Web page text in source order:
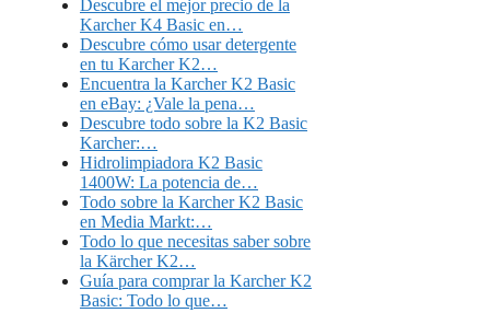
Descubre el mejor precio de la
Karcher K4 Basic en…
Descubre cómo usar detergente
en tu Karcher K2…
Encuentra la Karcher K2 Basic
en eBay: ¿Vale la pena…
Descubre todo sobre la K2 Basic
Karcher:…
Hidrolimpiadora K2 Basic
1400W: La potencia de…
Todo sobre la Karcher K2 Basic
en Media Markt:…
Todo lo que necesitas saber sobre
la Kärcher K2…
Guía para comprar la Karcher K2
Basic: Todo lo que…